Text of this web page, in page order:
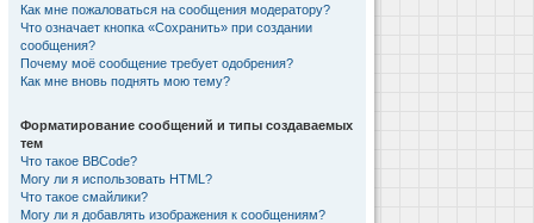
Как мне пожаловаться на сообщения модератору?
Что означает кнопка «Сохранить» при создании
сообщения?
Почему моё сообщение требует одобрения?
Как мне вновь поднять мою тему?
Форматирование сообщений и типы создаваемых
тем
Что такое BBCode?
Могу ли я использовать HTML?
Что такое смайлики?
Могу ли я добавлять изображения к сообщениям?